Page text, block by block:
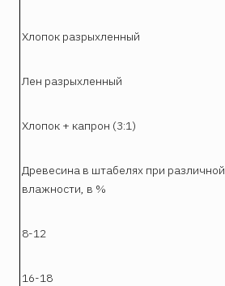
Хлопок разрыхленный
Лен разрыхленный
Хлопок + капрон (3:1)
Древесина в штабелях при различной
влажности, в %
8-12
16-18